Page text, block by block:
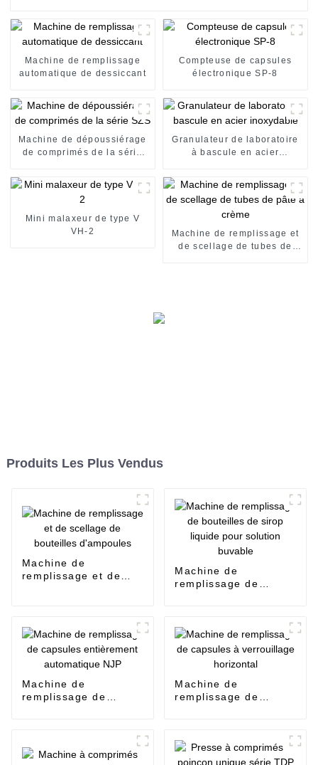
Machine de remplissage
automatique de dessiccant
Compteuse de capsules
électronique SP-8
Machine de dépoussiérage
de comprimés de la série
Granulateur de laboratoire
à bascule en acier
Mini malaxeur de type V
VH-2
Machine de remplissage et
de scellage de tubes de
Produits Les Plus Vendus
Machine de
remplissage et de
Machine de
remplissage de
Machine de
remplissage de
Machine de
remplissage de